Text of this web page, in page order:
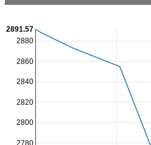
2780
2800
2820
2840
2860
2880
2891.57